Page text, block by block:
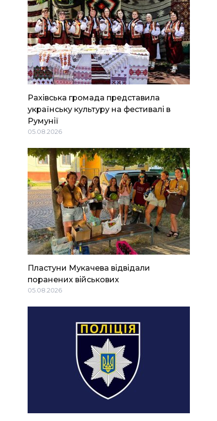
Рахівська громада представила
українську культуру на фестивалі в
Румунії
05.08.2026
Пластуни Мукачева відвідали
поранених військових
05.08.2026